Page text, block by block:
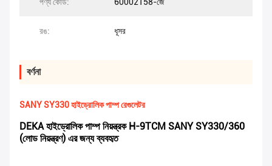
পণ্য কোড: 60002158-জে
রঙ: ধূসর
বর্ণনা
SANY SY330 হাইড্রোলিক পাম্প রেগুলেটর
DEKA হাইড্রোলিক পাম্প নিয়ন্ত্রক H-9TCM SANY SY330/360
(লোড নিয়ন্ত্রণ) এর জন্য ব্যবহৃত